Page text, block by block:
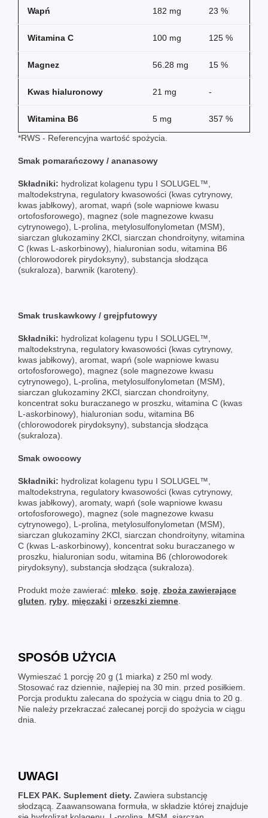
Wapń 182 mg 23 %
Witamina C 100 mg 125 %
Magnez 56.28 mg 15 %
Kwas hialuronowy 21 mg -
Witamina B6 5 mg
357 %
*RWS - Referencyjna wartość spożycia.
Smak pomarańczowy / ananasowy
Składniki: hydrolizat kolagenu typu I SOLUGEL™,
maltodekstryna, regulatory kwasowości (kwas cytrynowy,
kwas jabłkowy), aromat, wapń (sole wapniowe kwasu
ortofosforowego), magnez (sole magnezowe kwasu
cytrynowego), L-prolina, metylosulfonylometan (MSM),
siarczan glukozaminy 2KCl, siarczan chondroityny, witamina
C (kwas L-askorbinowy), hialuronian sodu, witamina B6
(chlorowodorek pirydoksyny), substancja słodząca
(sukraloza), barwnik (karoteny).
Smak truskawkowy / grejpfutowyy
Składniki: hydrolizat kolagenu typu I SOLUGEL™,
maltodekstryna, regulatory kwasowości (kwas cytrynowy,
kwas jabłkowy), aromat, wapń (sole wapniowe kwasu
ortofosforowego), magnez (sole magnezowe kwasu
cytrynowego), L-prolina, metylosulfonylometan (MSM),
siarczan glukozaminy 2KCl, siarczan chondroityny,
koncentrat soku buraczanego w proszku, witamina C (kwas
L-askorbinowy), hialuronian sodu, witamina B6
(chlorowodorek pirydoksyny), substancja słodząca
(sukraloza).
Smak owocowy
Składniki: hydrolizat kolagenu typu I SOLUGEL™,
maltodekstryna, regulatory kwasowości (kwas cytrynowy,
kwas jabłkowy), aromaty, wapń (sole wapniowe kwasu
ortofosforowego), magnez (sole magnezowe kwasu
cytrynowego), L-prolina, metylosulfonylometan (MSM),
siarczan glukozaminy 2KCl, siarczan chondroityny, witamina
C (kwas L-askorbinowy), koncentrat soku buraczanego w
proszku, hialuronian sodu, witamina B6 (chlorowodorek
pirydoksyny), substancja słodząca (sukraloza).
Produkt może zawierać: mleko soję zboża zawierające
gluten
ryby mięczaki i orzeszki ziemne
SPOSÓB UŻYCIA
Wymieszać 1 porcję 20 g (1 miarka) z 250 ml wody.
Stosować raz dziennie, najlepiej na 30 min. przed posiłkiem.
Porcja produktu zalecana do spożycia w ciągu dnia to 20 g.
Nie należy przekraczać zalecanej porcji do spożycia w ciągu
dnia.
UWAGI
FLEX PAK. Suplement diety. Zawiera substancję
słodzącą. Zaawansowana formuła, w składzie której znajduje